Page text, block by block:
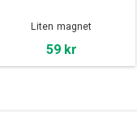
Liten magnet
59 kr